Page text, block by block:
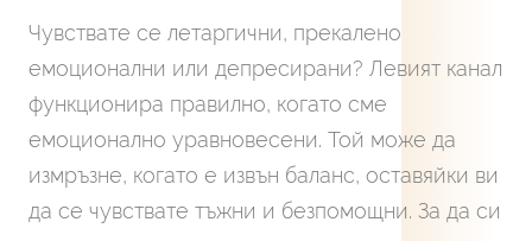
Чувствате се летаргични, прекалено
емоционални или депресирани? Левият канал
функционира правилно, когато сме
емоционално уравновесени. Той може да
измръзне, когато е извън баланс, оставяйки ви
да се чувствате тъжни и безпомощни. За да си